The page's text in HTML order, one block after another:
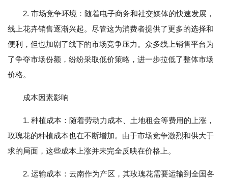
2. 市场竞争环境：随着电子商务和社交媒体的快速发展，
线上花卉销售逐渐兴起。尽管这为消费者提供了更多的选择和
便利，但也加剧了线下的市场竞争压力。众多线上销售平台为
了争夺市场份额，纷纷采取低价策略，进一步拉低了整体市场
价格。
成本因素影响
1. 种植成本：随着劳动力成本、土地租金等费用的上涨，
玫瑰花的种植成本也在不断增加。由于市场竞争激烈和供大于
求的局面，这些成本上涨并未完全反映在价格上。
2. 运输成本：云南作为产区，其玫瑰花需要运输到全国各